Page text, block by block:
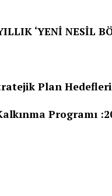
‘YENİ NESİL
Plan Hedefleri
Programı